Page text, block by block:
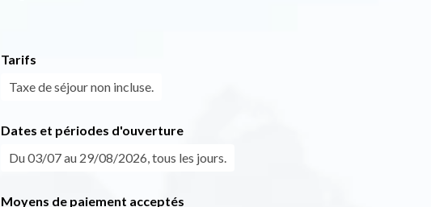
Tarifs
Taxe de séjour non incluse.
Dates et périodes d'ouverture
Du 03/07 au 29/08/2026, tous les jours.
Moyens de paiement acceptés